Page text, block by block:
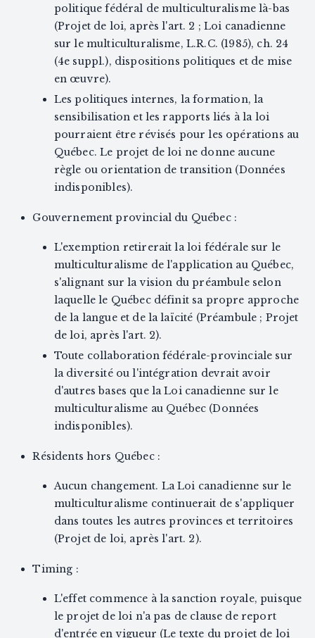
politique fédéral de multiculturalisme là-bas
(Projet de loi, après l'art. 2 ; Loi canadienne
sur le multiculturalisme, L.R.C. (1985), ch. 24
(4e suppl.), dispositions politiques et de mise
en œuvre).
Les politiques internes, la formation, la
sensibilisation et les rapports liés à la loi
pourraient être révisés pour les opérations au
Québec. Le projet de loi ne donne aucune
règle ou orientation de transition (Données
indisponibles).
Gouvernement provincial du Québec :
L'exemption retirerait la loi fédérale sur le
multiculturalisme de l'application au Québec,
s'alignant sur la vision du préambule selon
laquelle le Québec définit sa propre approche
de la langue et de la laïcité (Préambule ; Projet
de loi, après l'art. 2).
Toute collaboration fédérale-provinciale sur
la diversité ou l'intégration devrait avoir
d'autres bases que la Loi canadienne sur le
multiculturalisme au Québec (Données
indisponibles).
Résidents hors Québec :
Aucun changement. La Loi canadienne sur le
multiculturalisme continuerait de s'appliquer
dans toutes les autres provinces et territoires
(Projet de loi, après l'art. 2).
Timing :
L'effet commence à la sanction royale, puisque
le projet de loi n'a pas de clause de report
d'entrée en vigueur (Le texte du projet de loi